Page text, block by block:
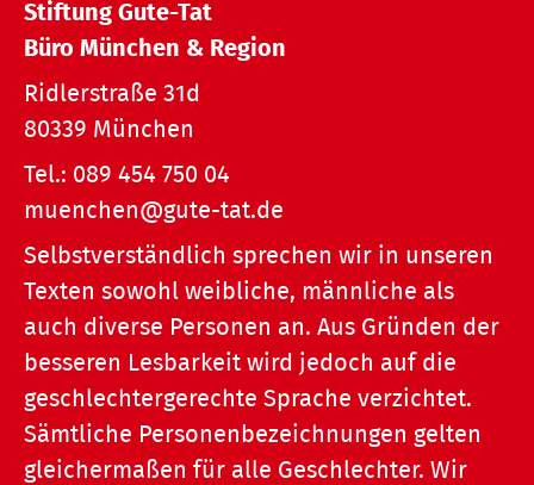
Stiftung Gute-Tat
Büro München & Region
Ridlerstraße 31d
80339 München
Tel.: 089 454 750 04
muenchen@gute-tat.de
Selbstverständlich sprechen wir in unseren
Texten sowohl weibliche, männliche als
auch diverse Personen an. Aus Gründen der
besseren Lesbarkeit wird jedoch auf die
geschlechtergerechte Sprache verzichtet.
Sämtliche Personenbezeichnungen gelten
gleichermaßen für alle Geschlechter. Wir